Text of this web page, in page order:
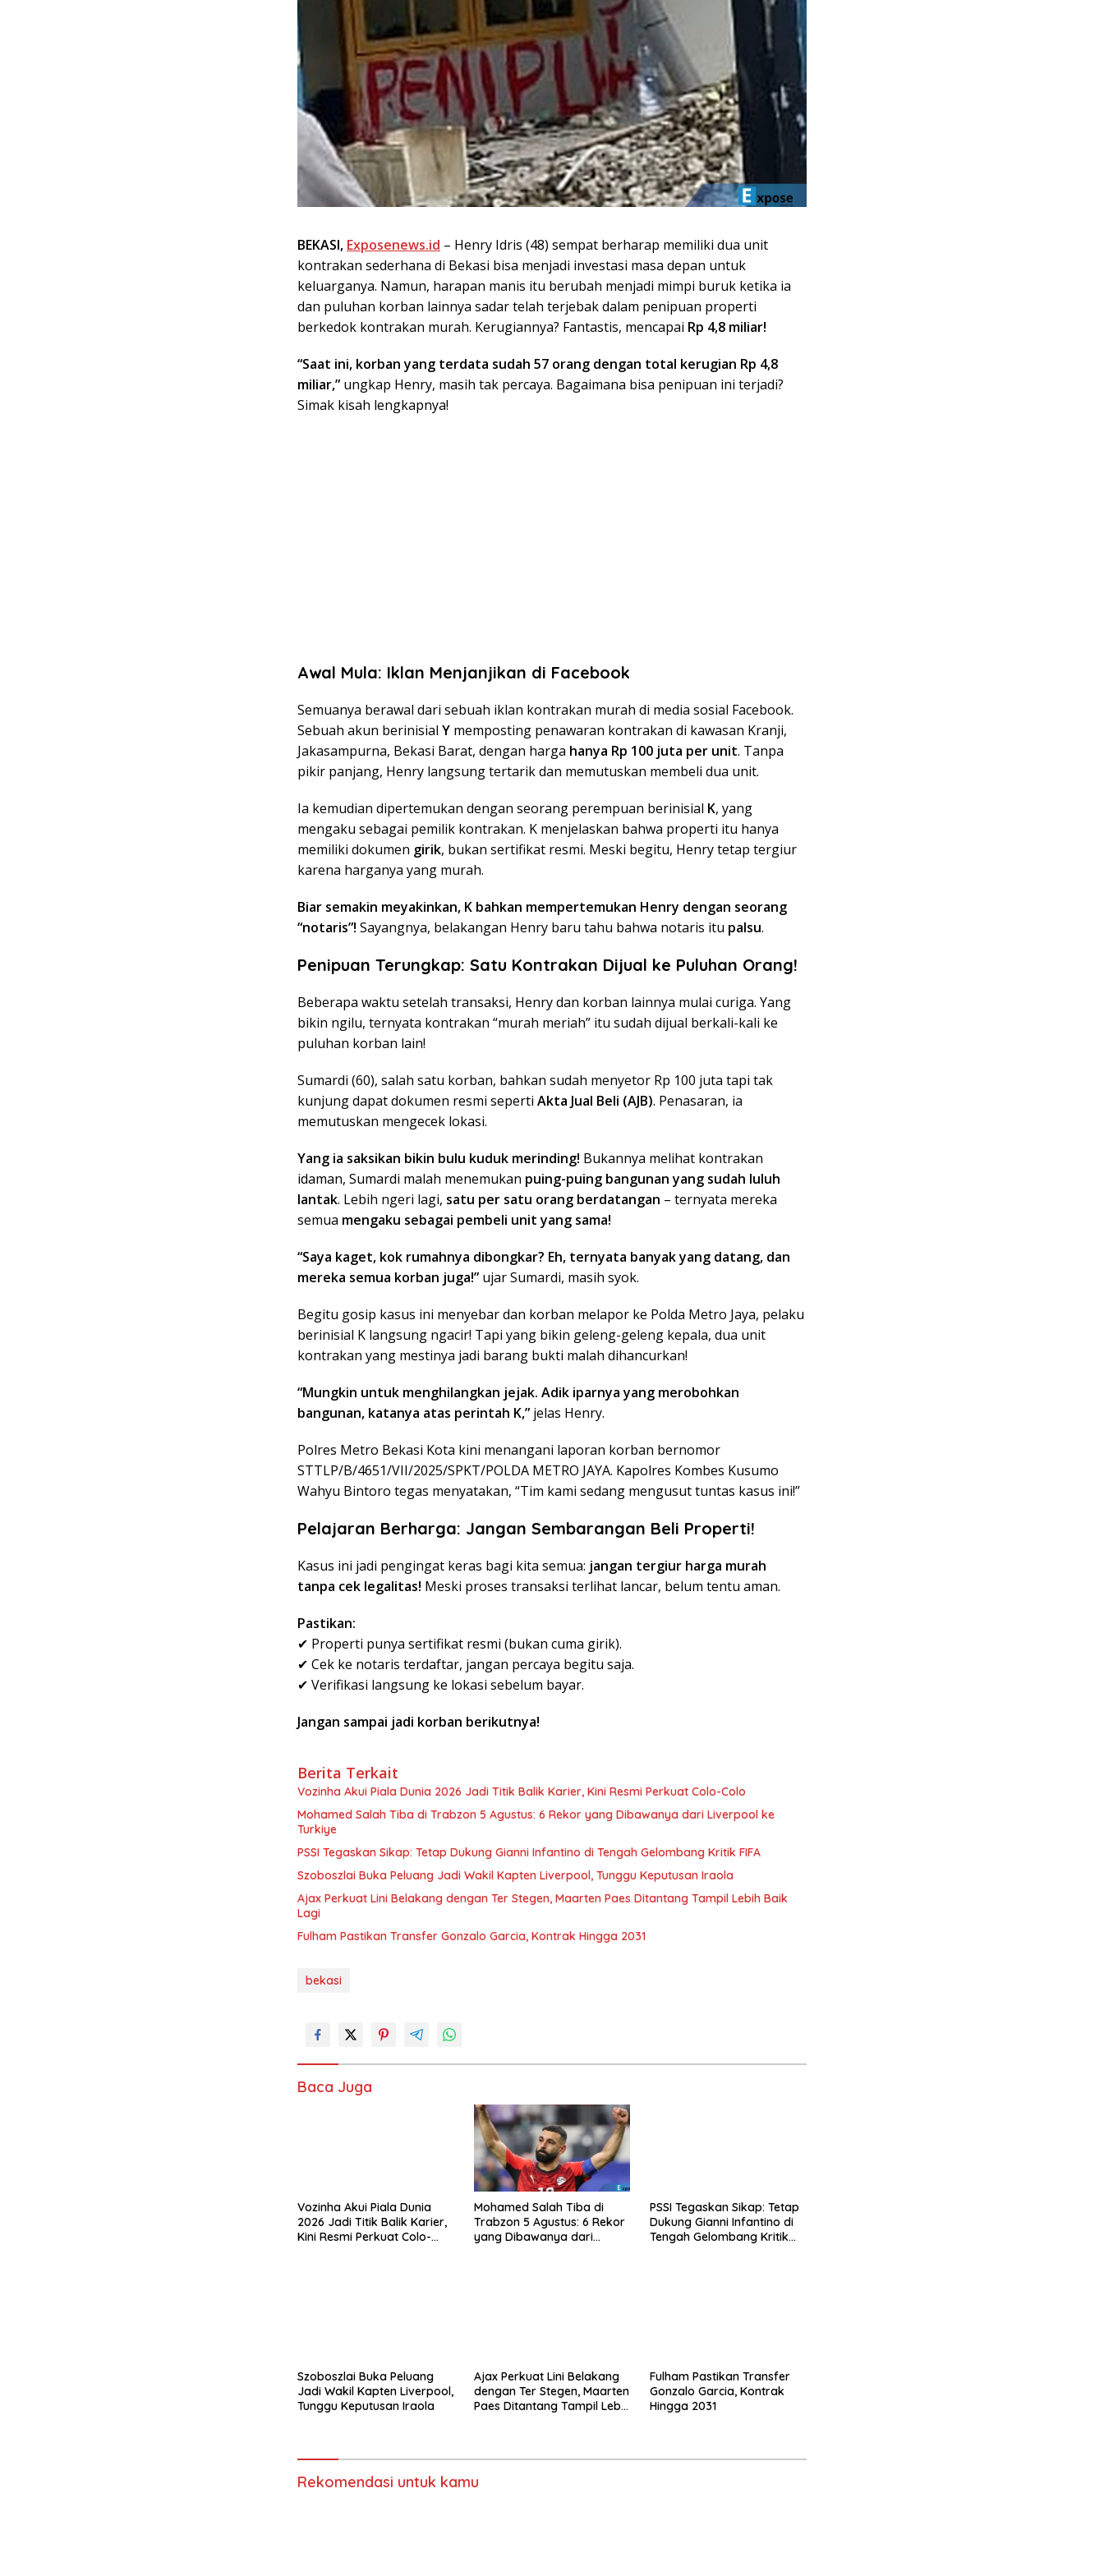
BEKASI, Exposenews.id – Henry Idris (48) sempat berharap memiliki dua unit
kontrakan sederhana di Bekasi bisa menjadi investasi masa depan untuk
keluarganya. Namun, harapan manis itu berubah menjadi mimpi buruk ketika ia
dan puluhan korban lainnya sadar telah terjebak dalam penipuan properti
berkedok kontrakan murah. Kerugiannya? Fantastis, mencapai Rp 4,8 miliar!
“Saat ini, korban yang terdata sudah 57 orang dengan total kerugian Rp 4,8
miliar,” ungkap Henry, masih tak percaya. Bagaimana bisa penipuan ini terjadi?
Simak kisah lengkapnya!
Awal Mula: Iklan Menjanjikan di Facebook
Semuanya berawal dari sebuah iklan kontrakan murah di media sosial Facebook.
Sebuah akun berinisial Y memposting penawaran kontrakan di kawasan Kranji,
Jakasampurna, Bekasi Barat, dengan harga hanya Rp 100 juta per unit. Tanpa
pikir panjang, Henry langsung tertarik dan memutuskan membeli dua unit.
Ia kemudian dipertemukan dengan seorang perempuan berinisial K, yang
mengaku sebagai pemilik kontrakan. K menjelaskan bahwa properti itu hanya
memiliki dokumen girik, bukan sertifikat resmi. Meski begitu, Henry tetap tergiur
karena harganya yang murah.
Biar semakin meyakinkan, K bahkan mempertemukan Henry dengan seorang
“notaris”! Sayangnya, belakangan Henry baru tahu bahwa notaris itu palsu.
Penipuan Terungkap: Satu Kontrakan Dijual ke Puluhan Orang!
Beberapa waktu setelah transaksi, Henry dan korban lainnya mulai curiga. Yang
bikin ngilu, ternyata kontrakan “murah meriah” itu sudah dijual berkali-kali ke
puluhan korban lain!
Sumardi (60), salah satu korban, bahkan sudah menyetor Rp 100 juta tapi tak
kunjung dapat dokumen resmi seperti Akta Jual Beli (AJB). Penasaran, ia
memutuskan mengecek lokasi.
Yang ia saksikan bikin bulu kuduk merinding! Bukannya melihat kontrakan
idaman, Sumardi malah menemukan puing-puing bangunan yang sudah luluh
lantak. Lebih ngeri lagi, satu per satu orang berdatangan – ternyata mereka
semua mengaku sebagai pembeli unit yang sama!
“Saya kaget, kok rumahnya dibongkar? Eh, ternyata banyak yang datang, dan
mereka semua korban juga!” ujar Sumardi, masih syok.
Begitu gosip kasus ini menyebar dan korban melapor ke Polda Metro Jaya, pelaku
berinisial K langsung ngacir! Tapi yang bikin geleng-geleng kepala, dua unit
kontrakan yang mestinya jadi barang bukti malah dihancurkan!
“Mungkin untuk menghilangkan jejak. Adik iparnya yang merobohkan
bangunan, katanya atas perintah K,” jelas Henry.
Polres Metro Bekasi Kota kini menangani laporan korban bernomor
STTLP/B/4651/VII/2025/SPKT/POLDA METRO JAYA. Kapolres Kombes Kusumo
Wahyu Bintoro tegas menyatakan, “Tim kami sedang mengusut tuntas kasus ini!”
Pelajaran Berharga: Jangan Sembarangan Beli Properti!
Kasus ini jadi pengingat keras bagi kita semua: jangan tergiur harga murah
tanpa cek legalitas! Meski proses transaksi terlihat lancar, belum tentu aman.
Pastikan:
✔ Properti punya sertifikat resmi (bukan cuma girik).
✔ Cek ke notaris terdaftar, jangan percaya begitu saja.
✔ Verifikasi langsung ke lokasi sebelum bayar.
Jangan sampai jadi korban berikutnya!
Berita Terkait
Vozinha Akui Piala Dunia 2026 Jadi Titik Balik Karier, Kini Resmi Perkuat Colo-Colo
Mohamed Salah Tiba di Trabzon 5 Agustus: 6 Rekor yang Dibawanya dari Liverpool ke
Turkiye
PSSI Tegaskan Sikap: Tetap Dukung Gianni Infantino di Tengah Gelombang Kritik FIFA
Szoboszlai Buka Peluang Jadi Wakil Kapten Liverpool, Tunggu Keputusan Iraola
Ajax Perkuat Lini Belakang dengan Ter Stegen, Maarten Paes Ditantang Tampil Lebih Baik
Lagi
Fulham Pastikan Transfer Gonzalo Garcia, Kontrak Hingga 2031
bekasi
Baca Juga
Vozinha Akui Piala Dunia
2026 Jadi Titik Balik Karier,
Kini Resmi Perkuat Colo-
Mohamed Salah Tiba di
Trabzon 5 Agustus: 6 Rekor
yang Dibawanya dari
PSSI Tegaskan Sikap: Tetap
Dukung Gianni Infantino di
Tengah Gelombang Kritik
Szoboszlai Buka Peluang
Jadi Wakil Kapten Liverpool,
Tunggu Keputusan Iraola
Ajax Perkuat Lini Belakang
dengan Ter Stegen, Maarten
Paes Ditantang Tampil Lebih
Fulham Pastikan Transfer
Gonzalo Garcia, Kontrak
Hingga 2031
Rekomendasi untuk kamu